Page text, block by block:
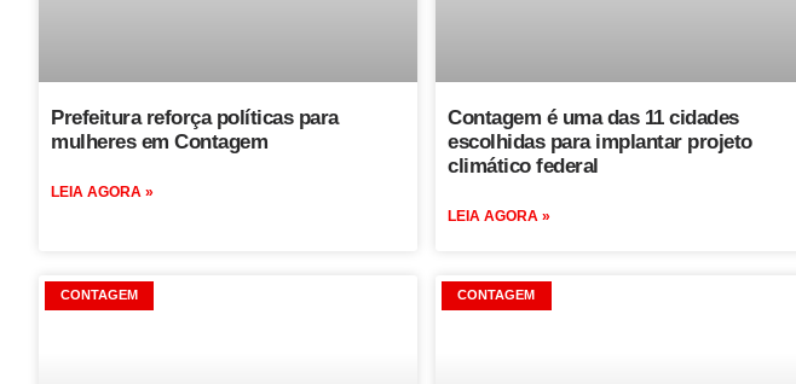
Prefeitura reforça políticas para
mulheres em Contagem
LEIA AGORA »
Contagem é uma das 11 cidades
escolhidas para implantar projeto
climático federal
LEIA AGORA »
CONTAGEM CONTAGEM